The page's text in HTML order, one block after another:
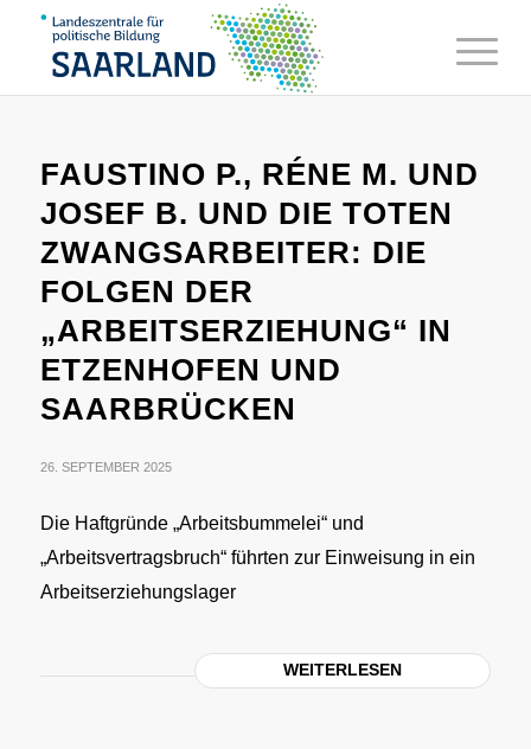
FAUSTINO P., RÉNE M. UND
JOSEF B. UND DIE TOTEN
ZWANGSARBEITER: DIE
FOLGEN DER
„ARBEITSERZIEHUNG“ IN
ETZENHOFEN UND
SAARBRÜCKEN
26. SEPTEMBER 2025
Die Haftgründe „Arbeitsbummelei“ und
„Arbeitsvertragsbruch“ führten zur Einweisung in ein
Arbeitserziehungslager
WEITERLESEN